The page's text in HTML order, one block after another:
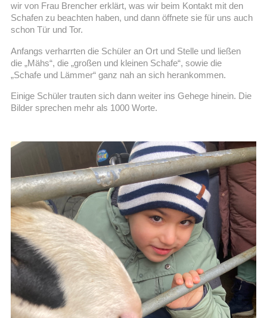
wir von Frau Brencher erklärt, was wir beim Kontakt mit den
Schafen zu beachten haben, und dann öffnete sie für uns auch
schon Tür und Tor.
Anfangs verharrten die Schüler an Ort und Stelle und ließen
die „Mähs“, die „großen und kleinen Schafe“, sowie die
„Schafe und Lämmer“ ganz nah an sich herankommen.
Einige Schüler trauten sich dann weiter ins Gehege hinein. Die
Bilder sprechen mehr als 1000 Worte.